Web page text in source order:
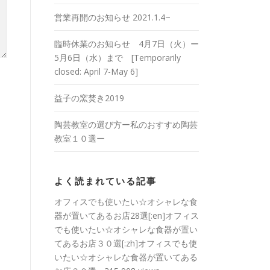
営業再開のお知らせ 2021.1.4~
臨時休業のお知らせ 4月7日（火）ー
5月6日（水）まで [Temporarily
closed: April 7-May 6]
益子の窯焚き2019
陶芸教室の選び方ー私のおすすめ陶芸
教室１０選ー
よく読まれている記事
オフィスでも使いたい☆オシャレな食
器が置いてあるお店28選[:en]オフィス
でも使いたい☆オシャレな食器が置い
てあるお店３０選[:zh]オフィスでも使
いたい☆オシャレな食器が置いてある